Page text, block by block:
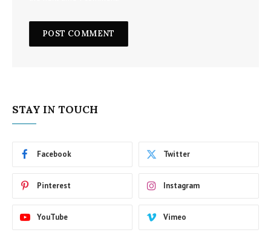
STAY IN TOUCH
Facebook Twitter
Pinterest Instagram
YouTube Vimeo